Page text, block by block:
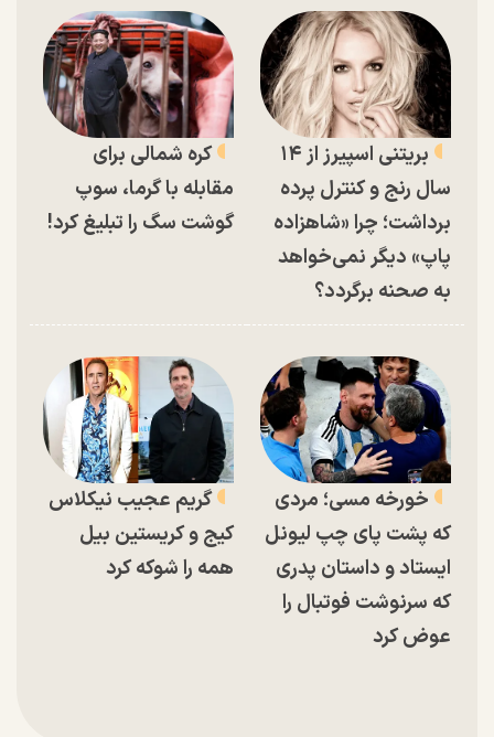
بریتنی اسپیرز از ۱۴
سال رنج و کنترل پرده
برداشت؛ چرا «شاهزاده
پاپ» دیگر نمی‌خواهد
به صحنه برگردد؟
کره شمالی برای
مقابله با گرما، سوپ
گوشت سگ را تبلیغ کرد!
خورخه مسی؛ مردی
که پشت پای چپ لیونل
ایستاد و داستان پدری
که سرنوشت فوتبال را
عوض کرد
گریم عجیب نیکلاس
کیج و کریستین بیل
همه را شوکه کرد